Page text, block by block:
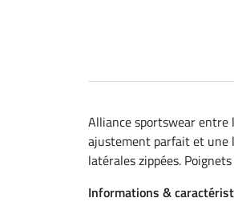
Alliance sportswear
ajustement parfait et une
latérales zippées.
Informations &